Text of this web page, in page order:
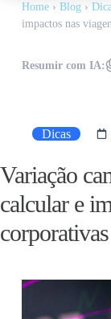
Home› Blog›
impactos nas
Resumir com IA:
Dicas
Variação
calcular e
corporativas